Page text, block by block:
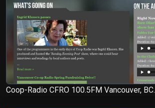
Coop-Radio CFRO 100.5FM Vancouver, BC.